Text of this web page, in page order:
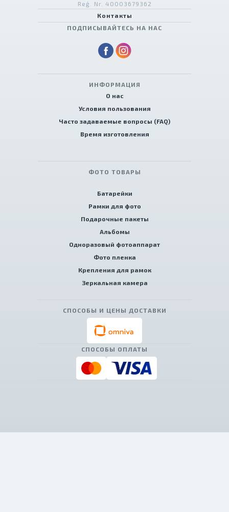
Reģ. Nr. 40003679362
Контакты
ПОДПИСЫВАЙТЕСЬ НА НАС
ИНФОРМАЦИЯ
О нас
Условия пользования
Часто задаваемые вопросы (FAQ)
Время изготовления
ФОТО ТОВАРЫ
Батарейки
Рамки для фото
Подарочные пакеты
Альбомы
Одноразовый фотоаппарат
Фото пленка
Крепления для рамок
Зеркальная камера
СПОСОБЫ И ЦЕНЫ ДОСТАВКИ
СПОСОБЫ ОПЛАТЫ